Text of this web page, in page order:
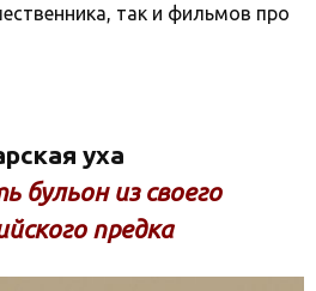
так и фильмов про
уха
бульон из своего
предка